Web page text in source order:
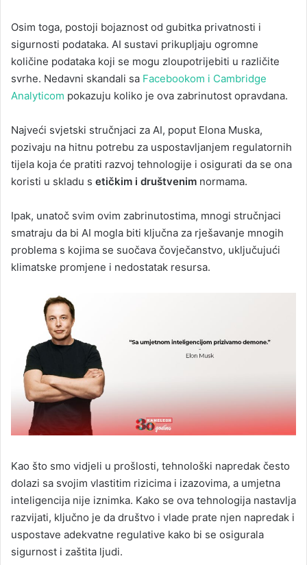
Osim toga, postoji bojaznost od gubitka privatnosti i
sigurnosti podataka. AI sustavi prikupljaju ogromne
količine podataka koji se mogu zloupotrijebiti u različite
svrhe. Nedavni skandali sa Facebookom i Cambridge
Analyticom pokazuju koliko je ova zabrinutost opravdana.
Najveći svjetski stručnjaci za AI, poput Elona Muska,
pozivaju na hitnu potrebu za uspostavljanjem regulatornih
tijela koja će pratiti razvoj tehnologije i osigurati da se ona
koristi u skladu s etičkim i društvenim normama.
Ipak, unatoč svim ovim zabrinutostima, mnogi stručnjaci
smatraju da bi AI mogla biti ključna za rješavanje mnogih
problema s kojima se suočava čovječanstvo, uključujući
klimatske promjene i nedostatak resursa.
Kao što smo vidjeli u prošlosti, tehnološki napredak često
dolazi sa svojim vlastitim rizicima i izazovima, a umjetna
inteligencija nije iznimka. Kako se ova tehnologija nastavlja
razvijati, ključno je da društvo i vlade prate njen napredak i
uspostave adekvatne regulative kako bi se osigurala
sigurnost i zaštita ljudi.